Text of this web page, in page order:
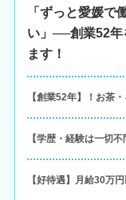
「ずっと愛媛で
い」──創業52年
ます！
【創業52年】！お茶
【学歴・経験は一切
【好待遇】月給30万